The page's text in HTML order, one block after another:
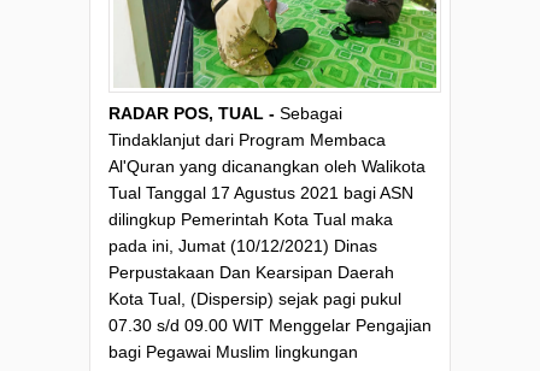
RADAR POS, TUAL - Sebagai
Tindaklanjut dari Program Membaca
Al'Quran yang dicanangkan oleh Walikota
Tual Tanggal 17 Agustus 2021 bagi ASN
dilingkup Pemerintah Kota Tual maka
pada ini, Jumat (10/12/2021) Dinas
Perpustakaan Dan Kearsipan Daerah
Kota Tual, (Dispersip) sejak pagi pukul
07.30 s/d 09.00 WIT Menggelar Pengajian
bagi Pegawai Muslim lingkungan